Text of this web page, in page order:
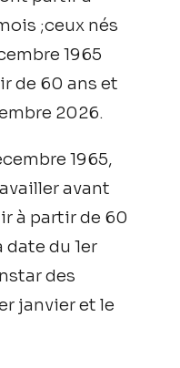
;ceux nés
1965
de 60 ans et
2026.
1965,
avant
à partir de 60
du 1er
des
janvier et le